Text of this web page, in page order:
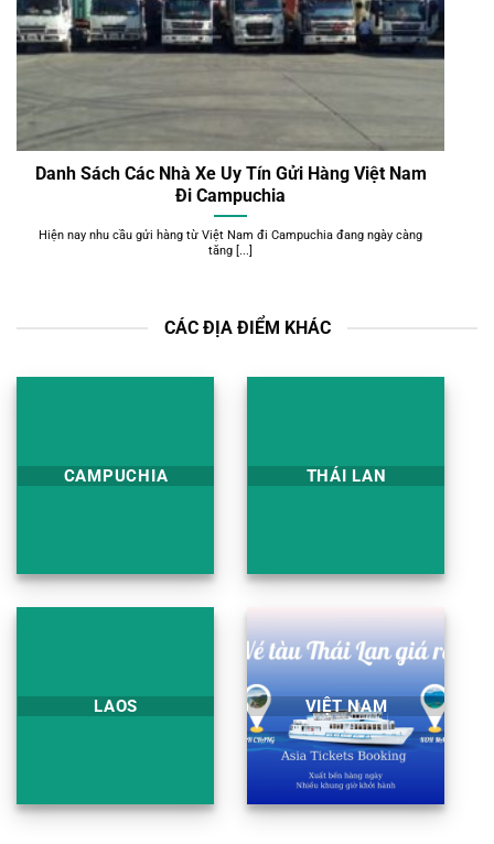
Danh Sách Các Nhà Xe Uy Tín Gửi Hàng Việt Nam
Đi Campuchia
Hiện nay nhu cầu gửi hàng từ Việt Nam đi Campuchia đang ngày càng
tăng [...]
CÁC ĐỊA ĐIỂM KHÁC
CAMPUCHIA THÁI LAN
LAOS VIỆT NAM